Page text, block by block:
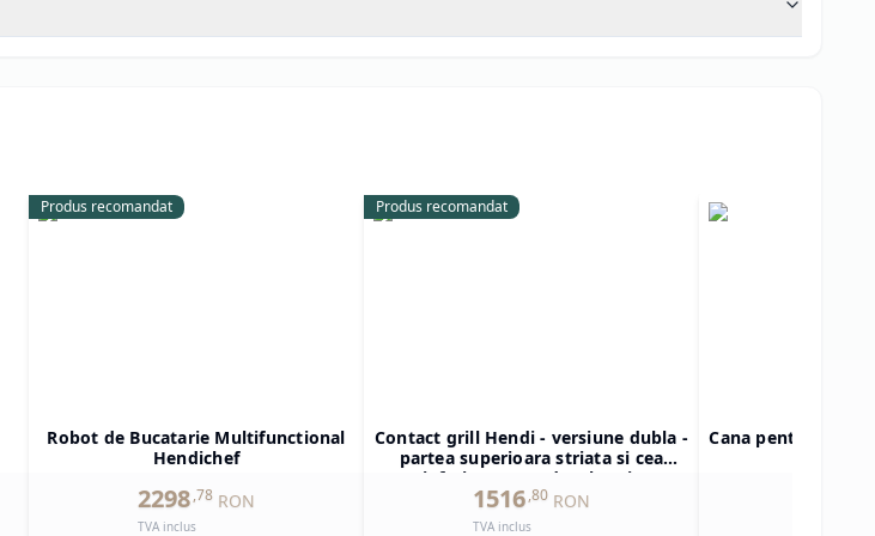
Produs recomandat
Robot de Bucatarie Multifunctional
Hendichef
2298,78 RON
TVA inclus
Produs recomandat
Contact grill Hendi - versiune dubla -
partea superioara striata si cea
inferioara neteda, electric
1516,80 RON
TVA inclus
Cana pentru